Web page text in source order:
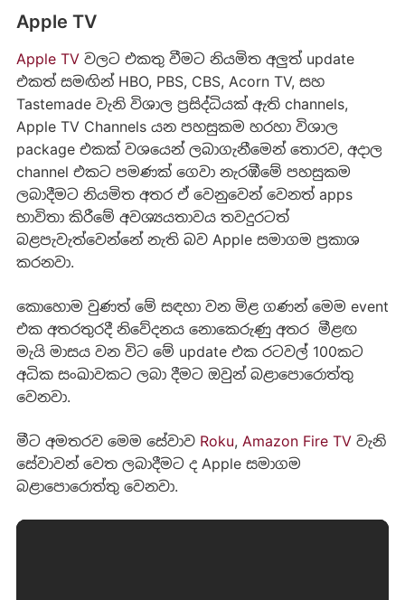
Apple TV
Apple TVවලට එකතු වීමට නියමිත අලුත් update
එකත් සමඟින් HBO, PBS, CBS, Acorn TV, සහ
Tastemade වැනි විශාල ප්‍රසිද්ධියක් ඇති channels,
Apple TV Channels යන පහසුකම හරහා විශාල
package එකක් වශයෙන් ලබාගැනීමෙන් තොරව, අදාල
channel එකට පමණක් ගෙවා නැරඹීමේ පහසුකම
ලබාදීමට නියමිත අතර ඒ වෙනුවෙන් වෙනත් apps
භාවිතා කිරීමේ අවශ්‍යයතාවය තවදුරටත්
බළපැවැත්වෙන්නේ නැති බව Apple සමාගම ප්‍රකාශ
කරනවා.
කොහොම වුණත් මේ සඳහා වන මිළ ගණන් මෙම event
එක අතරතුරදී නිවේදනය නොකෙරුණු අතර මීළඟ
මැයි මාසය වන විට මේ update එක රටවල් 100කට
අධික සංඛාවකට ලබා දීමට ඔවුන් බළාපොරොත්තු
වෙනවා.
මීට අමතරව මෙම සේවාව Roku, Amazon Fire TVවැනි
සේවාවන් වෙත ලබාදීමට ද Apple සමාගම
බළාපොරොත්තු වෙනවා.